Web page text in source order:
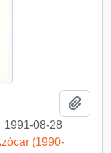
1991-08-28
(1990-